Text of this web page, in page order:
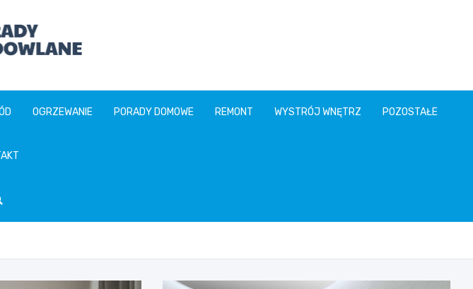
OGRZEWANIE PORADY DOMOWE REMONT WYSTRÓJ WNĘTRZ POZOSTAŁE